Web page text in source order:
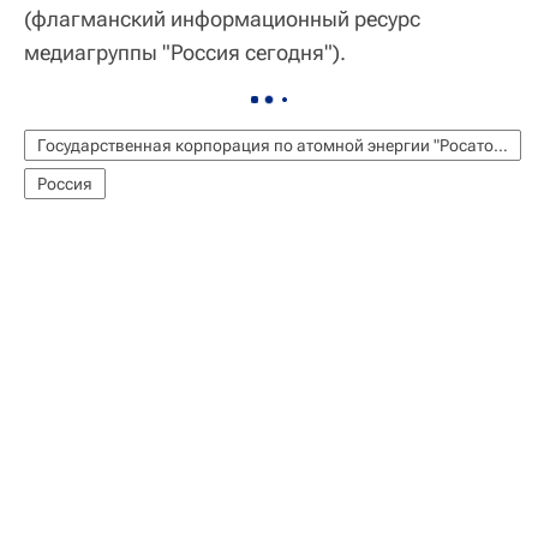
(флагманский информационный ресурс
медиагруппы "Россия сегодня").
Государственная корпорация по атомной энергии "Росатом"
Россия